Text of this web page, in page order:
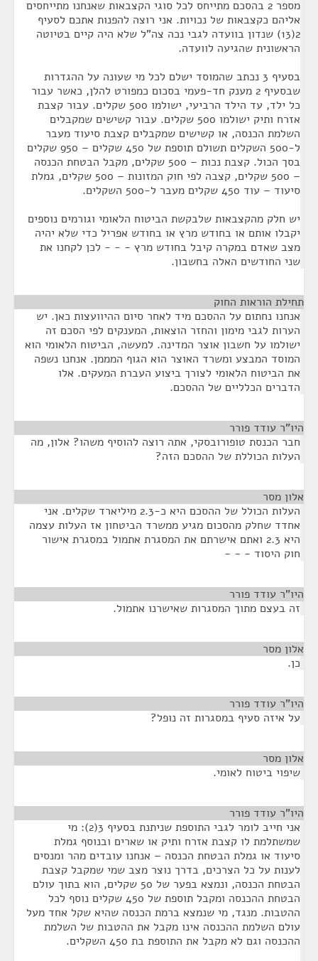
מספר 2 בהסכם מתייחס לכל סוגי הקצבאות שאנחנו מתייחסים
אליהם כקצבאות של נכויות. אני רוצה להפנות אתכם לסעיף
2(13) שנדון בוועדה לגבי נכה צה"ל שלא היה קיים בטיוטה
הראשונית שהגיעה לוועדה.
בסעיף 3 נכתב שהמוסד ישלם לכל מי שעונה על ההגדרות
שבסעיף 2 מענק חד-פעמי בסכום כמפורט להלן, כאשר עבור
כל ילד, עד הילד הרביעי, ישולמו 500 שקלים. עבור קצבת
אזרח ותיק ישולמו 500 שקלים. עבור קשישים שמקבלים
השלמת הכנסה, או קשישים שמקבלים קצבת סיעוד מעבר
ל-500 השקלים תשולם תוספת של 450 שקלים – 950 שקלים
בסך הכול. קצבת נכות – 500 שקלים, מקבל הבטחת הכנסה
– 500 שקלים, קצבה לפי חוק המזונות – 500 שקלים, גמלת
סיעוד – עוד 450 שקלים מעבר ל-500 השקלים.
יש חלק מהקצבאות שלבקשת הביטוח הלאומי וגורמים נוספים
יקבלו אותם או בחודש מרץ או בחודש אפריל כדי שלא יהיה
מצב שאדם במקרה קיבל בחודש מרץ - - - לכן לקחנו את
שני החודשים האלה בחשבון.
תחילת הוראות החוק
אנחנו נחתום על ההסכם מיד לאחר סיום ההיוועצות כאן. יש
הערות לגבי מימון והחזר הוצאות, המענקים לפי הסכם זה
ישולמו על חשבון אוצר המדינה. למעשה, הביטוח הלאומי הוא
המוסד המבצע ומשרד האוצר הוא הגוף המממן. אנחנו נשפה
את הביטוח הלאומי לצורך ביצוע העברת המעקים. אלו
הדברים הכלליים של ההסכם.
היו"ר עודד פורר
חבר הכנסת טופורובסקי, אתה רוצה להוסיף משהו? אלון, מה
העלות הכוללת של ההסכם הזה?
אלון מסר
העלות הכולל של ההסכם היא כ-2.3 מיליארד שקלים. אני
אחדד שחלק מהסכום מגיע ממשרד הביטחון אז העלות עצמה
היא 2.3 ואתם אישרתם את המסגרת אתמול במסגרת אישור
חוק היסוד - - -
היו"ר עודד פורר
זה בעצם מתוך המסגרות שאישרנו אתמול.
אלון מסר
כן.
היו"ר עודד פורר
על איזה סעיף במסגרות זה נופל?
אלון מסר
שיפוי ביטוח לאומי.
היו"ר עודד פורר
אני חייב לומר לגבי התוספת שניתנת בסעיף 3(2): מי
שמשתלמת לו קצבת אזרח ותיק או שארים ובנוסף גמלת
סיעוד או גמלת הבטחת הכנסה – אנחנו עובדים מהר ומנסים
לענות על כל הצרכים, בדרך נוצר מצב שמי שמקבל קצבת
הבטחת הכנסה, ונמצא בפער של 50 שקלים, הוא בתוך עולם
הבטחת ההכנסה ומקבל תוספת של 450 שקלים נוסף לכל
ההטבות. מנגד, מי שנמצא ברמת הכנסה שהיא שקל אחד מעל
עולם השלמת ההכנסה אינו מקבל את ההטבות של השלמת
ההכנסה וגם לא מקבל את התוספת בת 450 השקלים.